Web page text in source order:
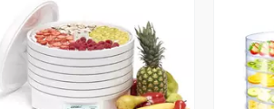
Vista Previa